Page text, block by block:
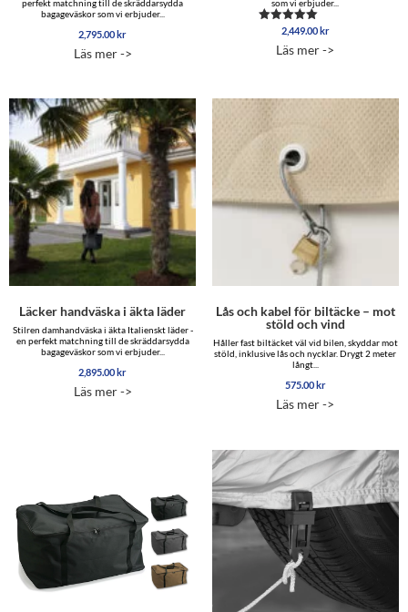
perfekt matchning till de skräddarsydda
bagageväskor som vi erbjuder...
2,795.00kr
Läs mer ->
som vi erbjuder...
Betygsatt
av 5
2,449.00kr
Läs mer ->
Läcker handväska i äkta läder
Stilren damhandväska i äkta Italienskt läder -
en perfekt matchning till de skräddarsydda
bagageväskor som vi erbjuder...
2,895.00kr
Läs mer ->
Lås och kabel för biltäcke – mot
stöld och vind
Håller fast biltäcket väl vid bilen, skyddar mot
stöld, inklusive lås och nycklar. Drygt 2 meter
långt...
575.00kr
Läs mer ->